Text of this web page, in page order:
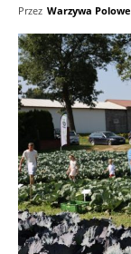
Przez Warzywa Polowe